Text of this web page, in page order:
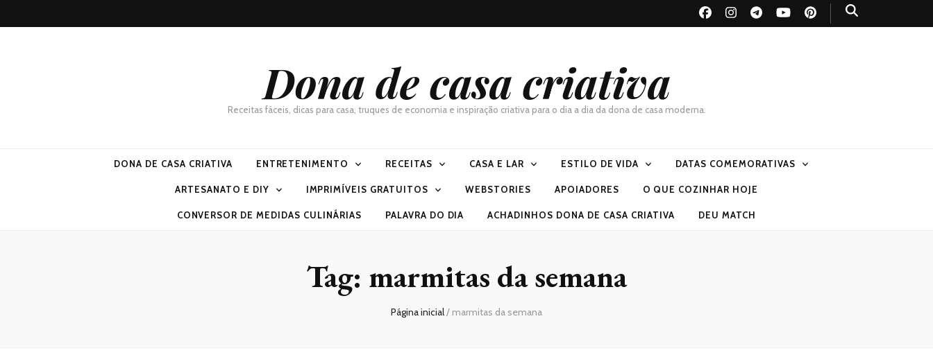
Dona de casa criativa
Receitas fáceis, dicas para casa, truques de economia e inspiração criativa para o dia a dia da dona de casa moderna.
DONA DE CASA CRIATIVA ENTRETENIMENTO RECEITAS CASA E LAR ESTILO DE VIDA DATAS COMEMORATIVAS
ARTESANATO E DIY IMPRIMÍVEIS GRATUITOS WEBSTORIES APOIADORES O QUE COZINHAR HOJE
CONVERSOR DE MEDIDAS CULINÁRIAS PALAVRA DO DIA ACHADINHOS DONA DE CASA CRIATIVA DEU MATCH
Tag: marmitas da semana
Página inicial/ marmitas da semana